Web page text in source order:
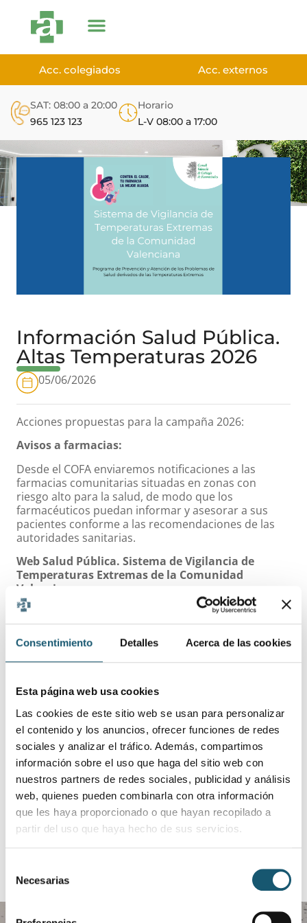
Consentimiento Detalles Acerca de las cookies
Esta página web usa cookies
Las cookies de este sitio web se usan para personalizar
el contenido y los anuncios, ofrecer funciones de redes
sociales y analizar el tráfico. Además, compartimos
información sobre el uso que haga del sitio web con
nuestros partners de redes sociales, publicidad y análisis
web, quienes pueden combinarla con otra información
que les haya proporcionado o que hayan recopilado a
partir del uso que haya hecho de sus servicios.
Necesarias
Acc. colegiados Acc. externos
SAT: 08:00 a 20:00
965 123 123
Horario
L-V 08:00 a 17:00
Información Salud Pública.
Altas Temperaturas 2026
05/06/2026
Acciones propuestas para la campaña 2026:
Avisos a farmacias:
Desde el COFA enviaremos notificaciones a las
farmacias comunitarias situadas en zonas con
riesgo alto para la salud, de modo que los
farmacéuticos puedan informar y asesorar a sus
pacientes conforme a las recomendaciones de las
autoridades sanitarias.
Web Salud Pública. Sistema de Vigilancia de
Temperaturas Extremas de la Comunidad
Valenciana:
Aquí puedes acceder a esa información:AQUÍ
MAPA INTERACTIVO NIVEL DE RIESGO
Materiales divulgativos:
En este enlace puedes encontrar las infografías de la
campaña disponibles para su difusión durante todo
el periodo estival.ENLACE DESCARGA MATERIALES
Materiales audiovisuales de la campaña y cartelería
ENLACE MATERIALES
ANTERIOR SIGUIENTE